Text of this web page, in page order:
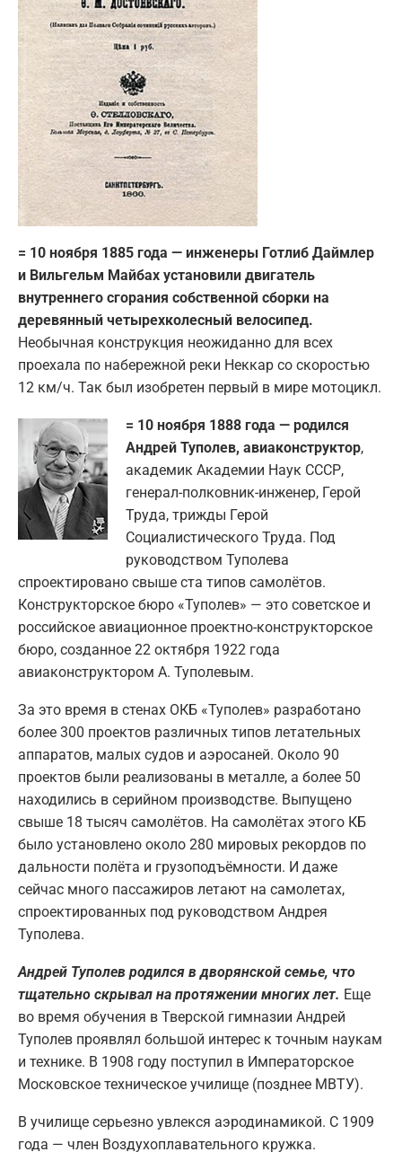
= 10 ноября 1885 года — инженеры Готлиб Даймлер
и Вильгельм Майбах установили двигатель
внутреннего сгорания собственной сборки на
деревянный четырехколесный велосипед.
Необычная конструкция неожиданно для всех
проехала по набережной реки Неккар со скоростью
12 км/ч. Так был изобретен первый в мире мотоцикл.
= 10 ноября 1888 года — родился
Андрей Туполев, авиаконструктор,
академик Академии Наук СССР,
генерал-полковник-инженер, Герой
Труда, трижды Герой
Социалистического Труда. Под
руководством Туполева
спроектировано свыше ста типов самолётов.
Конструкторское бюро «Туполев» — это советское и
российское авиационное проектно-конструкторское
бюро, созданное 22 октября 1922 года
авиаконструктором А. Туполевым.
За это время в стенах ОКБ «Туполев» разработано
более 300 проектов различных типов летательных
аппаратов, малых судов и аэросаней. Около 90
проектов были реализованы в металле, а более 50
находились в серийном производстве. Выпущено
свыше 18 тысяч самолётов. На самолётах этого КБ
было установлено около 280 мировых рекордов по
дальности полёта и грузоподъёмности. И даже
сейчас много пассажиров летают на самолетах,
спроектированных под руководством Андрея
Туполева.
Андрей Туполев родился в дворянской семье, что
тщательно скрывал на протяжении многих лет. Еще
во время обучения в Тверской гимназии Андрей
Туполев проявлял большой интерес к точным наукам
и технике. В 1908 году поступил в Императорское
Московское техническое училище (позднее МВТУ).
В училище серьезно увлекся аэродинамикой. С 1909
года — член Воздухоплавательного кружка.